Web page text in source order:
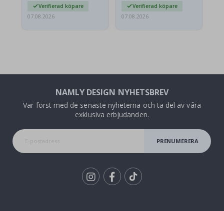
Verifierad köpare
07.08.2026
Verifierad köpare
07.08.2026
NAMLY DESIGN NYHETSBREV
Var först med de senaste nyheterna och ta del av våra
exklusiva erbjudanden.
PRENUMERERA